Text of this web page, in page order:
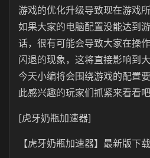
游戏的优化升级导致现在游戏
如果大家的电脑配置没能达到
话，很有可能会导致大家在操
闪退的现象，这将直接影响到
今天小编将会围绕游戏的配置
此感兴趣的玩家们抓紧来看看吧
[虎牙奶瓶加速器]
【虎牙奶瓶加速器】最新版下载